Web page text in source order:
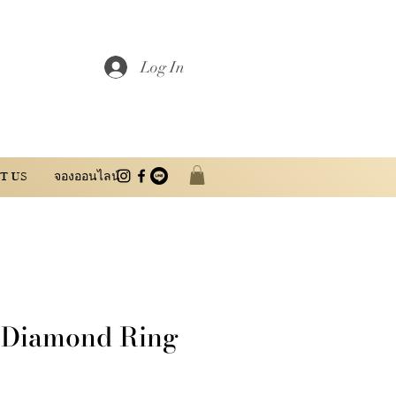
Log In
US จองออนไลน์
Ring